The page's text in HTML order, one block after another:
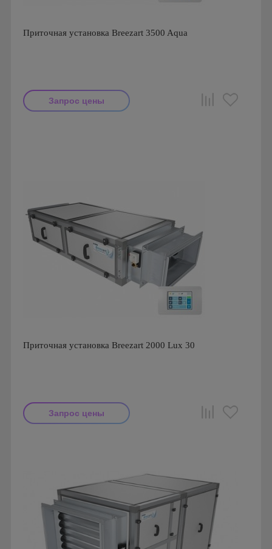
Приточная установка Breezart 3500 Aqua
Запрос цены
Приточная установка Breezart 2000 Lux 30
Запрос цены